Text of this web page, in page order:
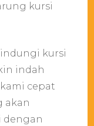
kursi
kursi
indah
cepat
akan
dengan